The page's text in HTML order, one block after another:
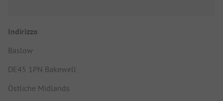
Indirizzo
Baslow
DE45 1PN Bakewell
Östliche Midlands